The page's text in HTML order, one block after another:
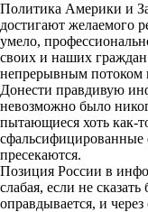
Политика Америки и
достигают желаемого
умело,
своих и наших
непрерывным потоком
Донести правдивую
невозможно было
пытающиеся хоть как-
сфальсифицированные
пресекаются.
Позиция России в
слабая, если не
оправдывается, и